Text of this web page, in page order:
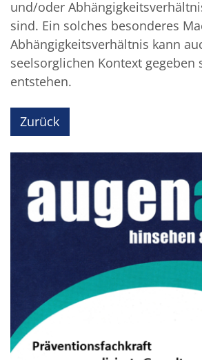
und/oder
sind. Ein solches besonderes
Abhängigkeitsverhältnis kann
seelsorglichen Kontext gegeben
entstehen.
Zurück